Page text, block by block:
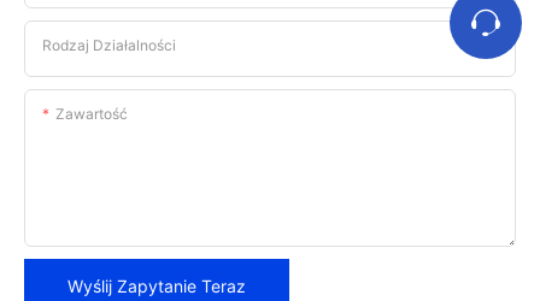
Rodzaj Działalności
Zawartość
Wyślij Zapytanie Teraz